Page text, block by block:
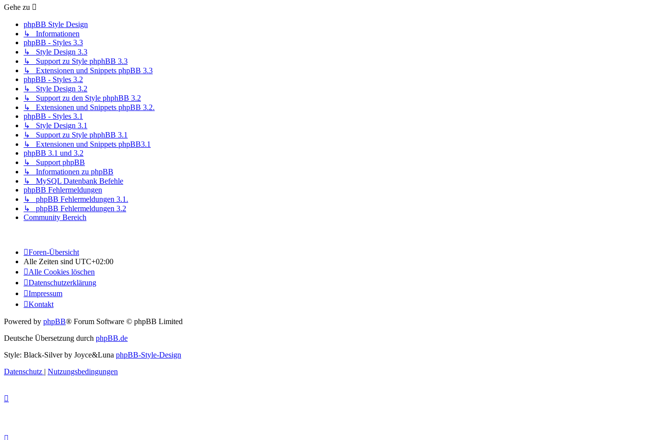
Gehe zu
phpBB Style Design
↳ Informationen
phpBB - Styles 3.3
↳ Style Design 3.3
↳ Support zu Style phphBB 3.3
↳ Extensionen und Snippets phpBB 3.3
phpBB - Styles 3.2
↳ Style Design 3.2
↳ Support zu den Style phphBB 3.2
↳ Extensionen und Snippets phpBB 3.2.
phpBB - Styles 3.1
↳ Style Design 3.1
↳ Support zu Style phphBB 3.1
↳ Extensionen und Snippets phpBB3.1
phpBB 3.1 und 3.2
↳ Support phpBB
↳ Informationen zu phpBB
↳ MySQL Datenbank Befehle
phpBB Fehlermeldungen
↳ phpBB Fehlermeldungen 3.1.
↳ phpBB Fehlermeldungen 3.2
Community Bereich
Foren-Übersicht
Alle Zeiten sind UTC+02:00
Alle Cookies löschen
Datenschutzerklärung
Impressum
Kontakt
Powered by phpBB® Forum Software © phpBB Limited
Deutsche Übersetzung durch phpBB.de
Style: Black-Silver by Joyce&Luna phpBB-Style-Design
Datenschutz | Nutzungsbedingungen